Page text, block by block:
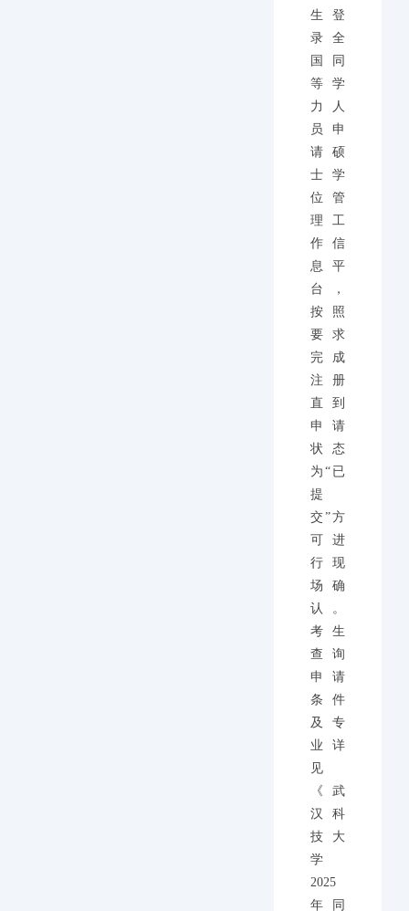
生登
录全
国同
等学
力人
员申
请硕
士学
位管
理工
作信
息平
台，
按照
要求
完成
注册
直到
申请
状态
为“已
提
交”方
可进
行现
场确
认。
考生
查询
申请
条件
及专
业详
见
《武
汉科
技大
学
2025
年同